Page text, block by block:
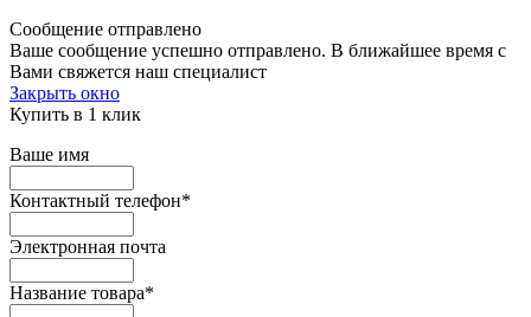
Сообщение отправлено
Ваше сообщение успешно отправлено. В ближайшее время с
Вами свяжется наш специалист
Закрыть окно
Купить в 1 клик
Ваше имя
Контактный телефон*
Электронная почта
Название товара*